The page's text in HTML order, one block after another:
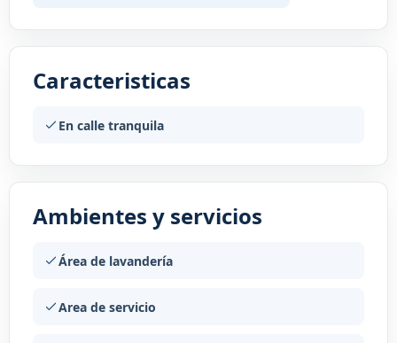
Caracteristicas
En calle tranquila
Ambientes y servicios
Área de lavandería
Area de servicio